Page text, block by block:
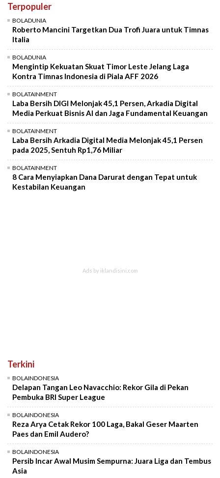
Terpopuler
BOLADUNIA
Roberto Mancini Targetkan Dua Trofi Juara untuk Timnas
Italia
BOLADUNIA
Mengintip Kekuatan Skuat Timor Leste Jelang Laga
Kontra Timnas Indonesia di Piala AFF 2026
BOLATAINMENT
Laba Bersih DIGI Melonjak 45,1 Persen, Arkadia Digital
Media Perkuat Bisnis AI dan Jaga Fundamental Keuangan
BOLATAINMENT
Laba Bersih Arkadia Digital Media Melonjak 45,1 Persen
pada 2025, Sentuh Rp1,76 Miliar
BOLATAINMENT
8 Cara Menyiapkan Dana Darurat dengan Tepat untuk
Kestabilan Keuangan
Terkini
BOLAINDONESIA
Delapan Tangan Leo Navacchio: Rekor Gila di Pekan
Pembuka BRI Super League
BOLAINDONESIA
Reza Arya Cetak Rekor 100 Laga, Bakal Geser Maarten
Paes dan Emil Audero?
BOLAINDONESIA
Persib Incar Awal Musim Sempurna: Juara Liga dan Tembus
Asia